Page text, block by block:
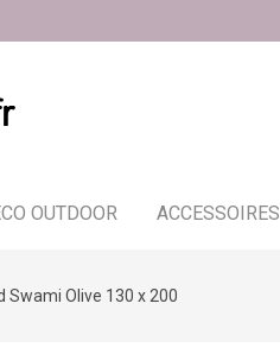
OUTDOOR ACCESSOIRES
Swami Olive 130 x 200